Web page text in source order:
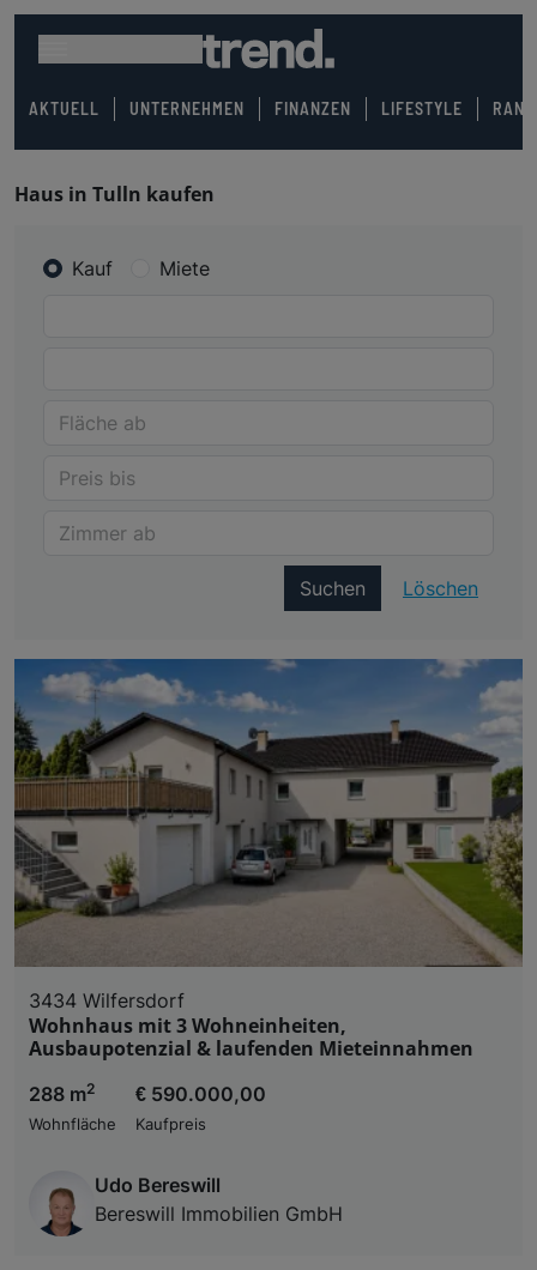
AKTUELL UNTERNEHMEN FINANZEN LIFESTYLE
Haus in Tulln kaufen
Kauf Miete
Suchen Löschen
3434 Wilfersdorf
Wohnhaus mit 3 Wohneinheiten,
Ausbaupotenzial & laufenden Mieteinnahmen
288 m2
Wohnfläche
€ 590.000,00
Kaufpreis
Udo Bereswill
Bereswill Immobilien GmbH